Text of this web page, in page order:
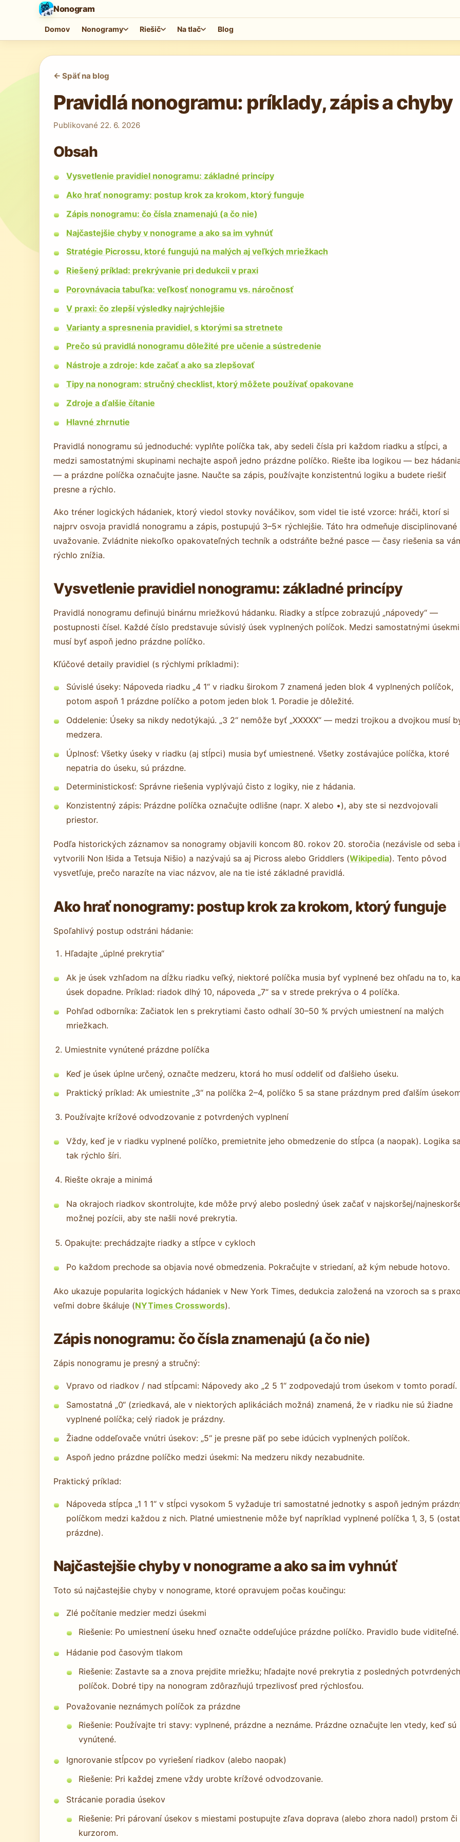
Nonogram
Domov Nonogramy Riešič Na tlač Blog
<- Späť na blog
Pravidlá nonogramu: príklady, zápis a chyby
Publikované 22. 6. 2026
Obsah
Vysvetlenie pravidiel nonogramu: základné princípy
Ako hrať nonogramy: postup krok za krokom, ktorý funguje
Zápis nonogramu: čo čísla znamenajú (a čo nie)
Najčastejšie chyby v nonograme a ako sa im vyhnúť
Stratégie Picrossu, ktoré fungujú na malých aj veľkých mriežkach
Riešený príklad: prekrývanie pri dedukcii v praxi
Porovnávacia tabuľka: veľkosť nonogramu vs. náročnosť
V praxi: čo zlepší výsledky najrýchlejšie
Varianty a spresnenia pravidiel, s ktorými sa stretnete
Prečo sú pravidlá nonogramu dôležité pre učenie a sústredenie
Nástroje a zdroje: kde začať a ako sa zlepšovať
Tipy na nonogram: stručný checklist, ktorý môžete používať opakovane
Zdroje a ďalšie čítanie
Hlavné zhrnutie
Pravidlá nonogramu sú jednoduché: vyplňte políčka tak, aby sedeli čísla pri každom riadku a stĺpci, a
medzi samostatnými skupinami nechajte aspoň jedno prázdne políčko. Riešte iba logikou — bez
— a prázdne políčka označujte jasne. Naučte sa zápis, používajte konzistentnú logiku a budete riešiť
presne a rýchlo.
Ako tréner logických hádaniek, ktorý viedol stovky nováčikov, som videl tie isté vzorce: hráči, ktorí si
najprv osvoja pravidlá nonogramu a zápis, postupujú 3–5× rýchlejšie. Táto hra odmeňuje disciplinované
uvažovanie. Zvládnite niekoľko opakovateľných techník a odstráňte bežné pasce — časy riešenia sa
rýchlo znížia.
Vysvetlenie pravidiel nonogramu: základné princípy
Pravidlá nonogramu definujú binárnu mriežkovú hádanku. Riadky a stĺpce zobrazujú „nápovedy“ —
postupnosti čísel. Každé číslo predstavuje súvislý úsek vyplnených políčok. Medzi samostatnými úsekmi
musí byť aspoň jedno prázdne políčko.
Kľúčové detaily pravidiel (s rýchlymi príkladmi):
Súvislé úseky: Nápoveda riadku „4 1“ v riadku širokom 7 znamená jeden blok 4 vyplnených políčok,
potom aspoň 1 prázdne políčko a potom jeden blok 1. Poradie je dôležité.
Oddelenie: Úseky sa nikdy nedotýkajú. „3 2“ nemôže byť „XXXXX“ — medzi trojkou a dvojkou musí
medzera.
Úplnosť: Všetky úseky v riadku (aj stĺpci) musia byť umiestnené. Všetky zostávajúce políčka, ktoré
nepatria do úseku, sú prázdne.
Deterministickosť: Správne riešenia vyplývajú čisto z logiky, nie z hádania.
Konzistentný zápis: Prázdne políčka označujte odlišne (napr. X alebo •), aby ste si nezdvojovali
priestor.
Podľa historických záznamov sa nonogramy objavili koncom 80. rokov 20. storočia (nezávisle od seba
vytvorili Non Išida a Tetsuja Nišio) a nazývajú sa aj Picross alebo Griddlers (Wikipedia). Tento pôvod
vysvetľuje, prečo narazíte na viac názvov, ale na tie isté základné pravidlá.
Ako hrať nonogramy: postup krok za krokom, ktorý funguje
Spoľahlivý postup odstráni hádanie:
Hľadajte „úplné prekrytia“
Ak je úsek vzhľadom na dĺžku riadku veľký, niektoré políčka musia byť vyplnené bez ohľadu na to,
úsek dopadne. Príklad: riadok dlhý 10, nápoveda „7“ sa v strede prekrýva o 4 políčka.
Pohľad odborníka: Začiatok len s prekrytiami často odhalí 30–50 % prvých umiestnení na malých
mriežkach.
Umiestnite vynútené prázdne políčka
Keď je úsek úplne určený, označte medzeru, ktorá ho musí oddeliť od ďalšieho úseku.
Praktický príklad: Ak umiestnite „3“ na políčka 2–4, políčko 5 sa stane prázdnym pred ďalším
Používajte krížové odvodzovanie z potvrdených vyplnení
Vždy, keď je v riadku vyplnené políčko, premietnite jeho obmedzenie do stĺpca (a naopak). Logika
tak rýchlo šíri.
Riešte okraje a minimá
Na okrajoch riadkov skontrolujte, kde môže prvý alebo posledný úsek začať v najskoršej/
možnej pozícii, aby ste našli nové prekrytia.
Opakujte: prechádzajte riadky a stĺpce v cykloch
Po každom prechode sa objavia nové obmedzenia. Pokračujte v striedaní, až kým nebude hotovo.
Ako ukazuje popularita logických hádaniek v New York Times, dedukcia založená na vzoroch sa s
veľmi dobre škáluje (NYTimes Crosswords).
Zápis nonogramu: čo čísla znamenajú (a čo nie)
Zápis nonogramu je presný a stručný:
Vpravo od riadkov / nad stĺpcami: Nápovedy ako „2 5 1“ zodpovedajú trom úsekom v tomto poradí.
Samostatná „0“ (zriedkavá, ale v niektorých aplikáciách možná) znamená, že v riadku nie sú žiadne
vyplnené políčka; celý riadok je prázdny.
Žiadne oddeľovače vnútri úsekov: „5“ je presne päť po sebe idúcich vyplnených políčok.
Aspoň jedno prázdne políčko medzi úsekmi: Na medzeru nikdy nezabudnite.
Praktický príklad:
Nápoveda stĺpca „1 1 1“ v stĺpci vysokom 5 vyžaduje tri samostatné jednotky s aspoň jedným
políčkom medzi každou z nich. Platné umiestnenie môže byť napríklad vyplnené políčka 1, 3, 5
prázdne).
Najčastejšie chyby v nonograme a ako sa im vyhnúť
Toto sú najčastejšie chyby v nonograme, ktoré opravujem počas koučingu:
Zlé počítanie medzier medzi úsekmi
Riešenie: Po umiestnení úseku hneď označte oddeľujúce prázdne políčko. Pravidlo bude viditeľné.
Hádanie pod časovým tlakom
Riešenie: Zastavte sa a znova prejdite mriežku; hľadajte nové prekrytia z posledných
políčok. Dobré tipy na nonogram zdôrazňujú trpezlivosť pred rýchlosťou.
Považovanie neznámych políčok za prázdne
Riešenie: Používajte tri stavy: vyplnené, prázdne a neznáme. Prázdne označujte len vtedy, keď sú
vynútené.
Ignorovanie stĺpcov po vyriešení riadkov (alebo naopak)
Riešenie: Pri každej zmene vždy urobte krížové odvodzovanie.
Strácanie poradia úsekov
Riešenie: Pri párovaní úsekov s miestami postupujte zľava doprava (alebo zhora nadol) prstom či
kurzorom.